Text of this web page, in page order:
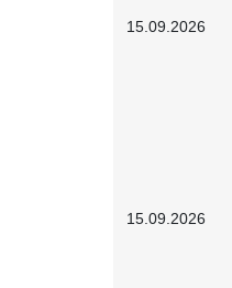
15.09.2026
15.09.2026